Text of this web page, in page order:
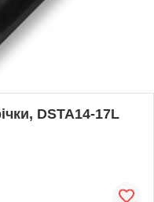
DSTA14-17L